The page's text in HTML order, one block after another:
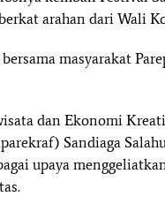
arahan dari Wali
masyarakat
dan Ekonomi
Sandiaga
upaya